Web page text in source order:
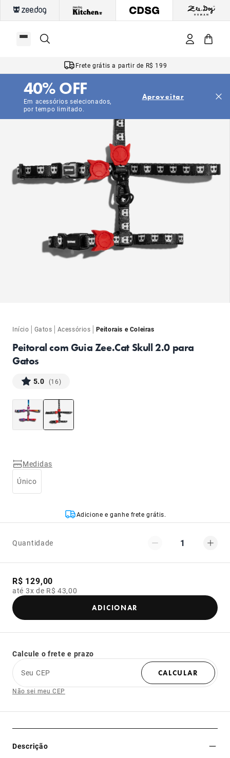
Frete grátis a partir de R$ 199
Em acessórios selecionados,
por tempo limitado.
40% OFF Aproveitar
Início | Gatos | Acessórios | Peitorais e Coleiras
Peitoral com Guia Zee.Cat Skull 2.0 para
Gatos
5.0 (16)
Medidas
Único
Adicione e ganhe frete grátis.
Quantidade 1
R$ 129,00
até 3x de R$ 43,00
ADICIONAR
Calcule o frete e prazo
Seu CEP
CALCULAR
Não sei meu CEP
Descrição